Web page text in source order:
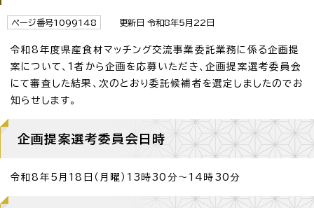
ページ番号1099148 更新日 令和8年5月22日
令和8年度県産食材マッチング交流事業委託業務に係る企画提
案について、1者から企画を応募いただき、企画提案選考委員会
にて審査した結果、次のとおり委託候補者を選定しましたのでお
知らせします。
企画提案選考委員会日時
令和8年5月18日（月曜）13時30分～14時30分